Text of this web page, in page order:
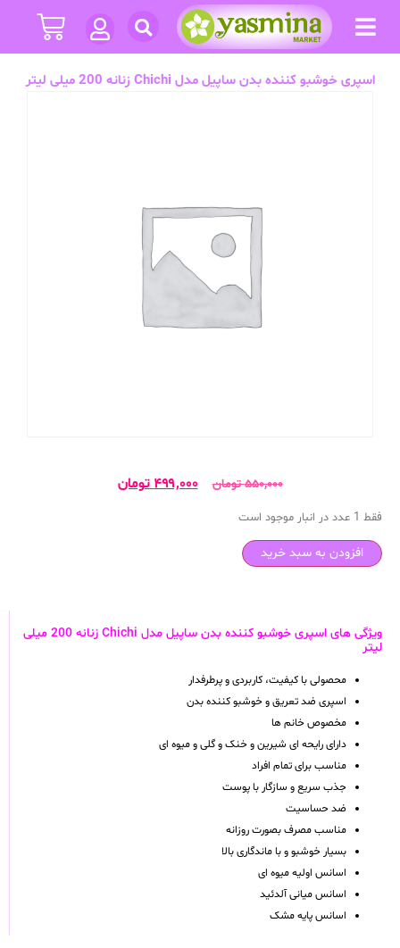
ویژگی های اسپری خوشبو کننده بدن ساپیل مدل Chichi زنانه 200 میلی
لیتر
محصولی با کیفیت، کاربردی و پرطرفدار
اسپری ضد تعریق و خوشبو کننده بدن
مخصوص خانم ها
دارای رایحه ای شیرین و خنک و گلی و میوه ای
مناسب برای تمام افراد
جذب سریع و سازگار با پوست
ضد حساسیت
مناسب مصرف بصورت روزانه
بسیار خوشبو و با ماندگاری بالا
اسانس اولیه میوه ای
اسانس میانی آلدئید
اسانس پایه مشک
اسپری خوشبو کننده بدن ساپیل مدل Chichi زنانه 200 میلی لیتر
۵۵۰,۰۰۰ تومان ۴۹۹,۰۰۰تومان
فقط 1 عدد در انبار موجود است
افزودن به سبد خرید